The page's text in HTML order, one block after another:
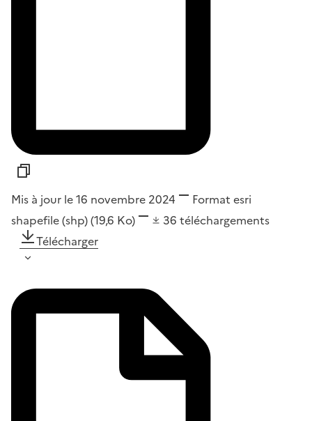
Mis à jour le 16 novembre 2024 Format esri
shapefile (shp)(19,6 Ko) 36 téléchargements
Télécharger